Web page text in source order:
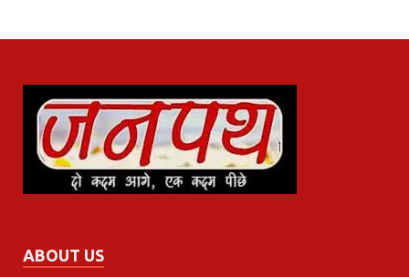
ABOUT US